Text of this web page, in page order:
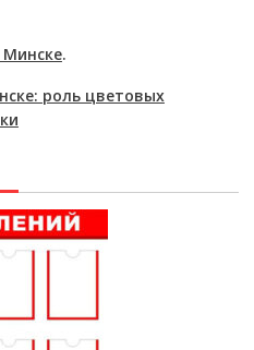
Минске.
роль цветовых